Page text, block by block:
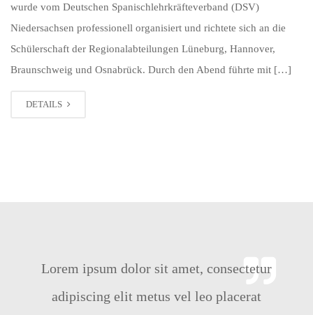
wurde vom Deutschen Spanischlehrkräfteverband (DSV)
Niedersachsen professionell organisiert und richtete sich an die
Schülerschaft der Regionalabteilungen Lüneburg, Hannover,
Braunschweig und Osnabrück. Durch den Abend führte mit […]
DETAILS
Lorem ipsum dolor sit amet, consectetur
adipiscing elit metus vel leo placerat